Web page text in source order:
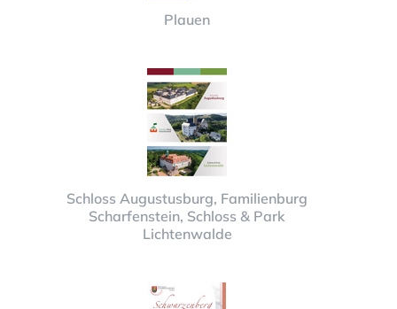
Plauen
Schloss Augustusburg, Familienburg
Scharfenstein, Schloss & Park
Lichtenwalde